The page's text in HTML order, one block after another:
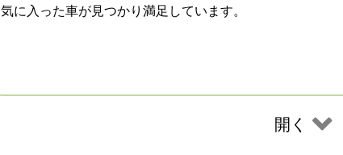
気に入った車が見つかり満足しています。
開く